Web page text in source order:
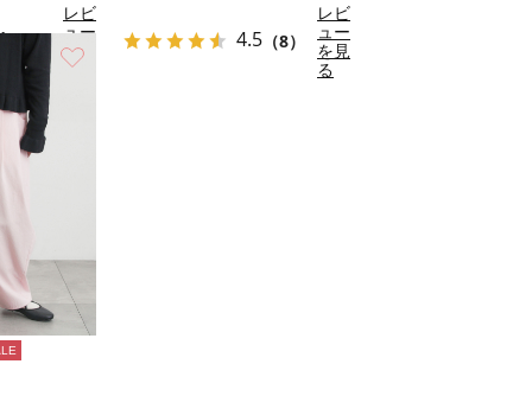
（9）
レビ
ュー
を見
る
4.5 （8）
レビ
ュー
を見
る
お気に入り